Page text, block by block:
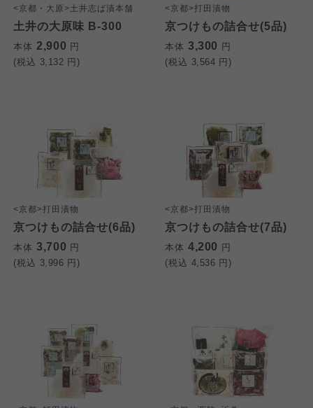
<京都・大原>土井志ば漬本舗
土井の大原味 B-300
本体 2,900 円
(税込 3,132 円)
<京都>打田漬物
京つけもの詰合せ(5品)
本体 3,300 円
(税込 3,564 円)
<京都>打田漬物
京つけもの詰合せ(6品)
本体 3,700 円
(税込 3,996 円)
<京都>打田漬物
京つけもの詰合せ(7品)
本体 4,200 円
(税込 4,536 円)